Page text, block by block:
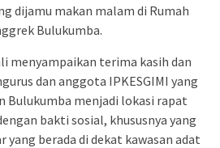
dijamu makan malam di Rumah
Bulukumba.
menyampaikan terima kasih dan
dan anggota IPKESGIMI yang
Bulukumba menjadi lokasi rapat
bakti sosial, khususnya yang
yang berada di dekat kawasan adat